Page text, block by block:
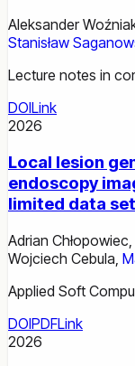
Aleksander
Stanisław
Lecture notes in
DOILink
2026
Local lesion
endoscopy
limited data
Adrian Chłopowiec
Wojciech Cebula
Applied Soft
DOIPDFLink
2026